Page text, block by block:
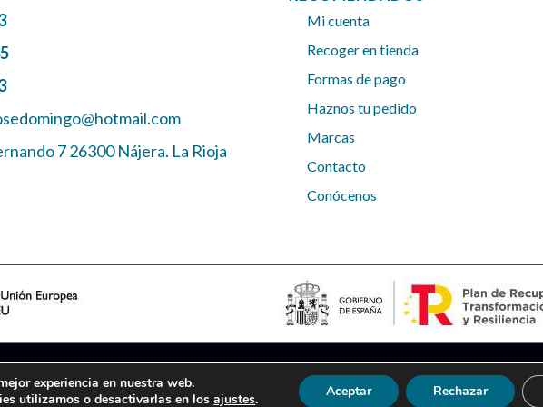
7 26300 Nájera. La Rioja
Mi cuenta
Recoger en tienda
Formas de pago
Haznos tu pedido
Marcas
Contacto
Conócenos
DE VENTA FINANCIACIÓN MAPA DEL SITIO ACCESIBILIDAD AJUSTES
experiencia en nuestra web.
utilizamos o desactivarlas en losajustes. Aceptar Rechazar